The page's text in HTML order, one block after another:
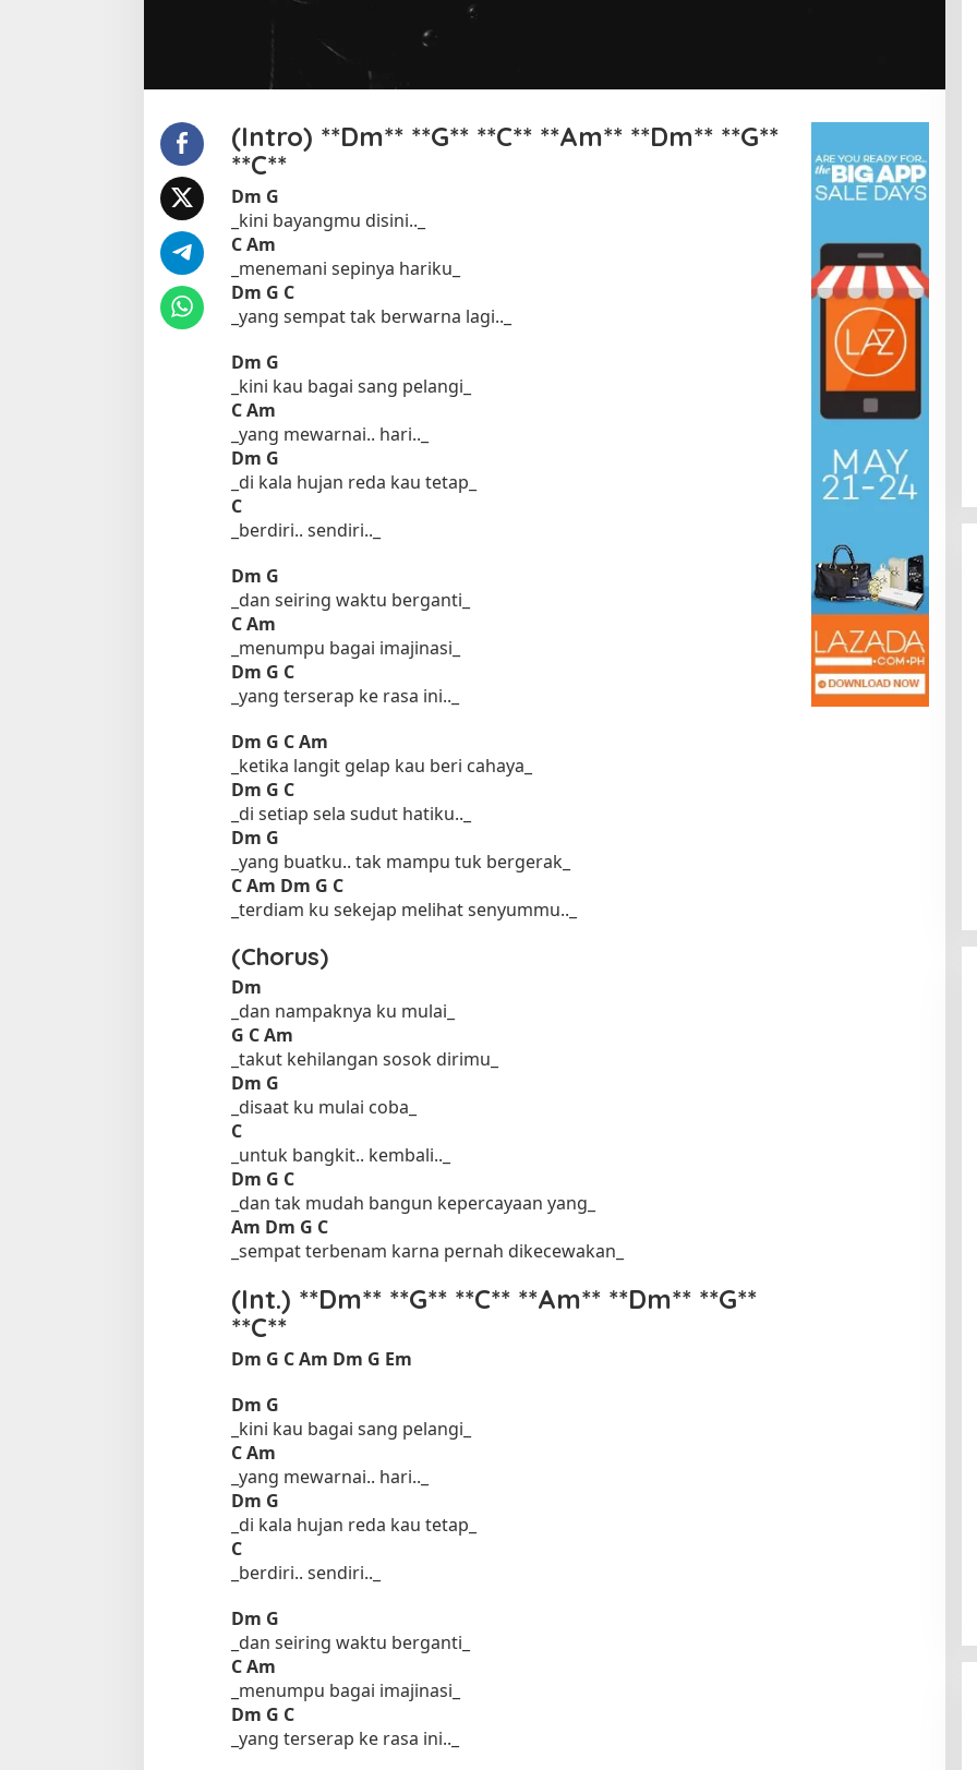
a
(Intro) **Dm** **G** **C** **Am** **Dm** **G**
**C**
Dm G
_kini bayangmu disini.._
CAm
_menemani sepinya hariku_
Dm G C
_yang sempat tak berwarna lagi.._
Dm G
_kini kau bagai sang pelangi_
CAm
_yang mewarnai.. hari.._
Dm G
_di kala hujan reda kau tetap_
C
_berdiri.. sendiri.._
Dm G
_dan seiring waktu berganti_
CAm
_menumpu bagai imajinasi_
Dm G C
_yang terserap ke rasa ini.._
Dm G CAm
_ketika langit gelap kau beri cahaya_
Dm G C
_di setiap sela sudut hatiku.._
Dm G
_yang buatku.. tak mampu tuk bergerak_
CAm Dm G C
_terdiam ku sekejap melihat senyummu.._
(Chorus)
Dm
_dan nampaknya ku mulai_
G CAm
_takut kehilangan sosok dirimu_
Dm G
_disaat ku mulai coba_
C
_untuk bangkit.. kembali.._
Dm G C
_dan tak mudah bangun kepercayaan yang_
Am Dm G C
_sempat terbenam karna pernah dikecewakan_
(Int.) **Dm** **G** **C** **Am** **Dm** **G**
**C**
Dm G CAm Dm G Em
Dm G
_kini kau bagai sang pelangi_
CAm
_yang mewarnai.. hari.._
Dm G
_di kala hujan reda kau tetap_
C
_berdiri.. sendiri.._
Dm G
_dan seiring waktu berganti_
CAm
_menumpu bagai imajinasi_
Dm G C
_yang terserap ke rasa ini.._
Tempat Makan All You Can Eat di
3 Januari 2025